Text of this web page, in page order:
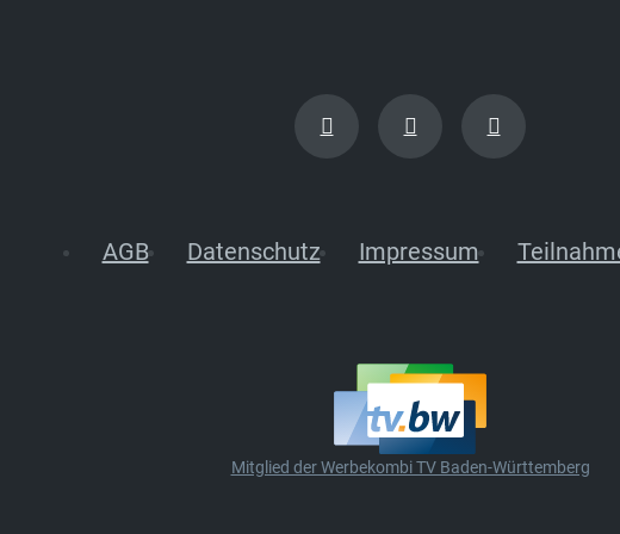
AGB Datenschutz Impressum
Mitglied der Werbekombi TV Baden-Württemberg